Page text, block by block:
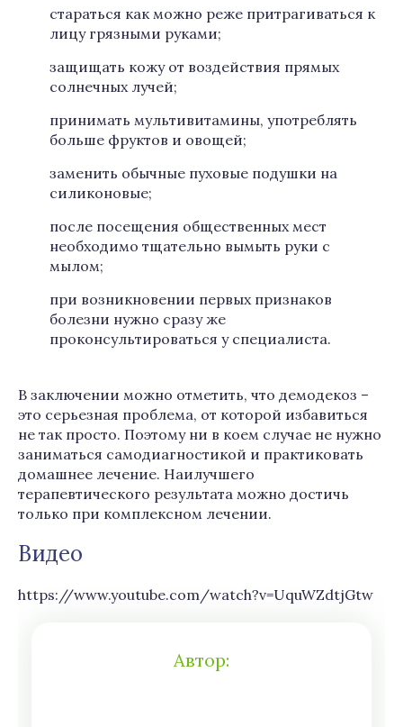
стараться как можно реже притрагиваться к
лицу грязными руками;
защищать кожу от воздействия прямых
солнечных лучей;
принимать мультивитамины, употреблять
больше фруктов и овощей;
заменить обычные пуховые подушки на
силиконовые;
после посещения общественных мест
необходимо тщательно вымыть руки с
мылом;
при возникновении первых признаков
болезни нужно сразу же
проконсультироваться у специалиста.
В заключении можно отметить, что демодекоз –
это серьезная проблема, от которой избавиться
не так просто. Поэтому ни в коем случае не нужно
заниматься самодиагностикой и практиковать
домашнее лечение. Наилучшего
терапевтического результата можно достичь
только при комплексном лечении.
Видео
https://www.youtube.com/watch?v=UquWZdtjGtw
Автор: